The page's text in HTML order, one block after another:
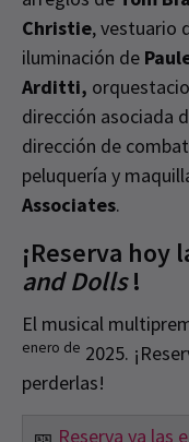
Christie, vestuario
iluminación de
Arditti,
dirección asociada
dirección de
peluquería y
Associates.
¡Reserva hoy
and Dolls!
El musical
enero de 2025.
perderlas!
🎫 Reserva ya las